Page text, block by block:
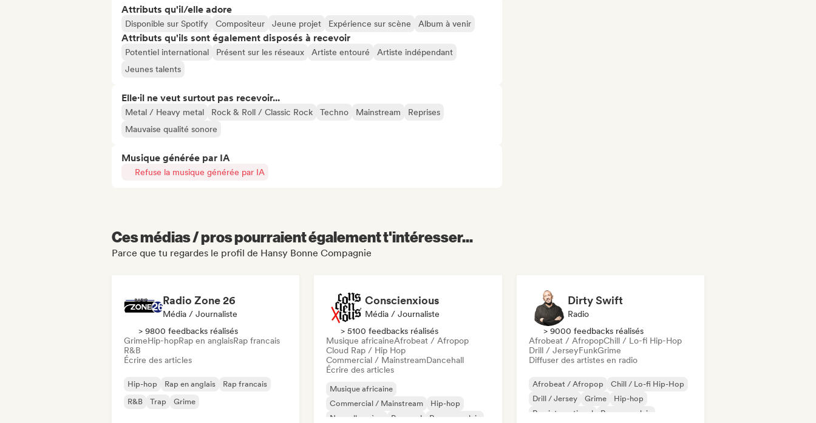
Attributs qu'il/elle adore
Disponible sur Spotify Compositeur Jeune projet Expérience sur scène Album à venir
Attributs qu'ils sont également disposés à recevoir
Potentiel international Présent sur les réseaux Artiste entouré
Artiste indépendant
Jeunes talents
Elle·il ne veut surtout pas recevoir...
Metal / Heavy metal Rock & Roll / Classic Rock Techno Mainstream
Reprises
Mauvaise qualité sonore
Musique générée par IA
Refuse la musique générée par IA
Ces médias / pros pourraient également t'intéresser...
Parce que tu regardes le profil de Hansy Bonne Compagnie
Radio Zone 26
Média / Journaliste
> 9800 feedbacks réalisés
GrimeHip-hopRap en anglaisRap francais
R&B
Écrire des articles
Hip-hop Rap en anglais
Rap francais
R&B
Trap Grime
Conscienxious
Média / Journaliste
> 5100 feedbacks réalisés
Musique africaineAfrobeat / Afropop
Cloud Rap / Hip Hop
Commercial / MainstreamDancehall
Écrire des articles
Musique africaine
Commercial / Mainstream
Hip-hop
Nouvelle scène
Pop soul
Rap en anglais
Dirty Swift
Radio
> 9000 feedbacks réalisés
Afrobeat / AfropopChill / Lo-fi Hip-Hop
Drill / JerseyFunkGrime
Diffuser des artistes en radio
Afrobeat / Afropop
Chill / Lo-fi Hip-Hop
Drill / Jersey
Grime
Hip-hop
Rap international
Rap en anglais